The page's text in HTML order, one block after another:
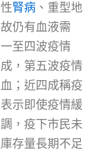
腎病 、重型地
仍有血液需
至四波疫情
，第五波疫情
；近四成稱疫
示即使疫情緩
，疫下市民未
存量長期不足